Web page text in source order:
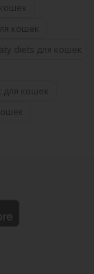
кошек
diets для кошек
кошек